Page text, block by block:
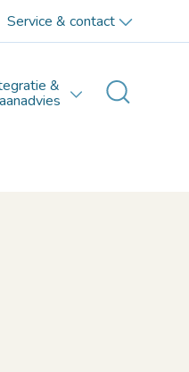
Service & contact
&